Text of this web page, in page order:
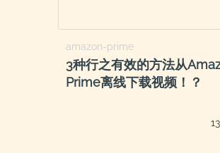
amazon-prime
3种行之有效的方法从
Prime离线下载视频！？